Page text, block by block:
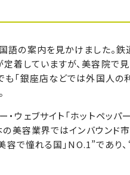
語の案内を見かけました。鉄
着していますが、美容院で
も「銀座店などでは外国人の
ェブサイト「ホットペッパ
の美容業界ではインバウンド
容で憧れる国」NO.1”であり